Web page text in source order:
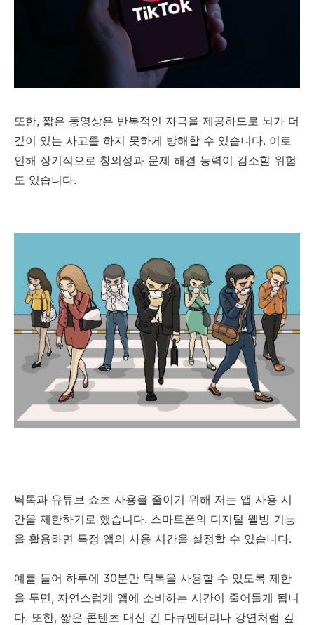
또한, 짧은 동영상은 반복적인 자극을 제공하므로 뇌가 더
깊이 있는 사고를 하지 못하게 방해할 수 있습니다. 이로
인해 장기적으로 창의성과 문제 해결 능력이 감소할 위험
도 있습니다.
틱톡과 유튜브 쇼츠 사용을 줄이기 위해 저는 앱 사용 시
간을 제한하기로 했습니다. 스마트폰의 디지털 웰빙 기능
을 활용하면 특정 앱의 사용 시간을 설정할 수 있습니다.
예를 들어 하루에 30분만 틱톡을 사용할 수 있도록 제한
을 두면, 자연스럽게 앱에 소비하는 시간이 줄어들게 됩니
다. 또한, 짧은 콘텐츠 대신 긴 다큐멘터리나 강연처럼 깊